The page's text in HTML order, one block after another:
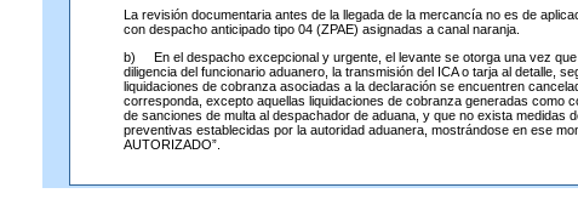
La revisión documentaria antes de la llegada de la mercancía no es de
con despacho anticipado tipo 04 (ZPAE) asignadas a canal naranja.
b) En el despacho excepcional y urgente, el levante se otorga una vez que
diligencia del funcionario aduanero, la transmisión del ICA o tarja al detalle,
liquidaciones de cobranza asociadas a la declaración se encuentren
corresponda, excepto aquellas liquidaciones de cobranza generadas como
de sanciones de multa al despachador de aduana, y que no exista medidas
preventivas establecidas por la autoridad aduanera, mostrándose en ese
AUTORIZADO”.